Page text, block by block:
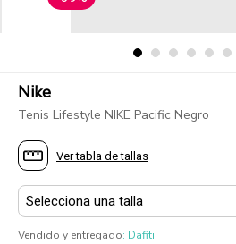
Nike
Tenis Lifestyle NIKE Pacific Negro
Ver tabla de tallas
Vendido y entregado: Dafiti